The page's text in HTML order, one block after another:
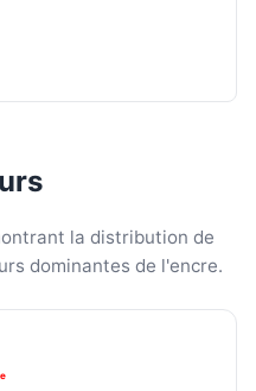
la distribution de
dominantes de l'encre.